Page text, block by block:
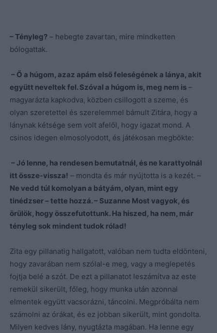
–Tényleg? – hebegte zavartan, mire mindketten
bólogattak.
– Ő a húgom, azaz apám első feleségének a lánya, akit
együtt neveltek fel. Szóval a húgom is, meg nem is –
magyarázta kapkodva, közben csillogott a szeme, és
olyan szeretettel és szerelemmel bámult Zitára, hogy a
lánynak kétsége sem volt afelől, hogy igazat mond. A
csinos idegen elmosolyodott, és játékosan megbökte:
– Jó lenne, ha rendesen bemutatnál, és ne karattyolnál
itt össze-vissza! – mondta és már nyújtotta is a kezét. –
Ne vedd túl komolyan a bátyám, olyan, mint egy
tinédzser – tette hozzá. – Suzanne Most vagyok, és
örülök, hogy összefutottunk. Ha hiszed, ha nem, már
tényleg sok mindent tudok rólad!
Zita egy pillanatig hallgatott, valóban nem tudta eldönteni,
hogy zavarában nem szólal-e meg, vagy a meglepetés
fojtja belé a szót. De ezt a pillanatot leszámítva az este
remekül sikerült, főleg, hogy munka után azonnal
elmentek együtt vacsorázni, táncolni. Megpróbálta nem
számolni az órákat, és ez jobban sikerült, mint gondolta.
Milyen kedves lány, nyugtázta magában. Ha lenne egy